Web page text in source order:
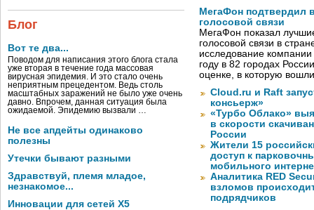
Блог
Вот те два...
Поводом для написания этого блога стала
уже вторая в течение года массовая
вирусная эпидемия. И это стало очень
неприятным прецедентом. Ведь столь
масштабных заражений не было уже очень
давно. Впрочем, данная ситуация была
ожидаемой. Эпидемию вызвали …
Не все апдейты одинаково
полезны
Утечки бывают разными
Здравствуй, племя младое,
незнакомое...
Инновации для сетей X5
МегаФон подтвердил
голосовой связи
МегаФон показал
голосовой связи в
исследование
году в 82 городах
оценке, в которую
Cloud.ru и Raft
консьерж»
«Турбо Облако»
в скорости
России
Жители 15
доступ к
мобильного
Аналитика RED
взломов
подрядчиков